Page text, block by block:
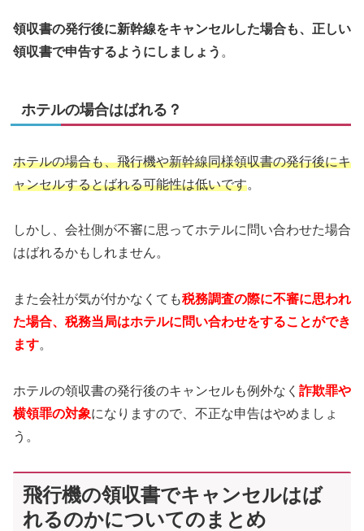
領収書の発行後に新幹線をキャンセルした場合も、正しい
領収書で申告するようにしましょう 。
ホテルの場合はばれる？
ホテルの場合も、飛行機や新幹線同様領収書の発行後にキ
ャンセルするとばれる可能性は低いです。
しかし、会社側が不審に思ってホテルに問い合わせた場合
はばれるかもしれません。
また会社が気が付かなくても税務調査の際に不審に思われ
た場合、税務当局はホテルに問い合わせをすることができ
ます。
ホテルの領収書の発行後のキャンセルも例外なく 詐欺罪や
横領罪の対象になりますので、不正な申告はやめましょ
う。
飛行機の領収書でキャンセルはば
れるのかについてのまとめ